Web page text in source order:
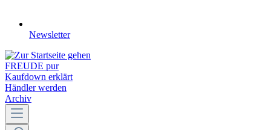
Newsletter
FREUDE pur
Kaufdown erklärt
Händler werden
Archiv